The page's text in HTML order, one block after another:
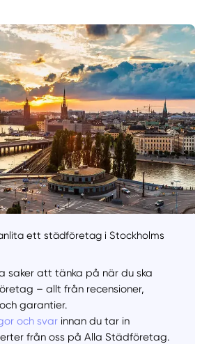
ett städföretag i Stockholms
saker att tänka på när du ska
– allt från recensioner,
garantier.
och svar innan du tar in
från oss på Alla Städföretag.